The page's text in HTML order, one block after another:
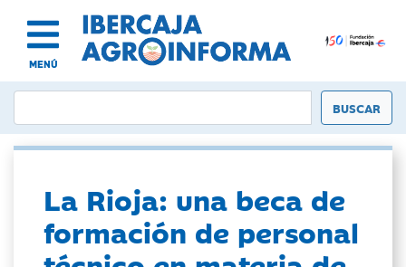
MENÚ
La Rioja: una beca de
formación de personal